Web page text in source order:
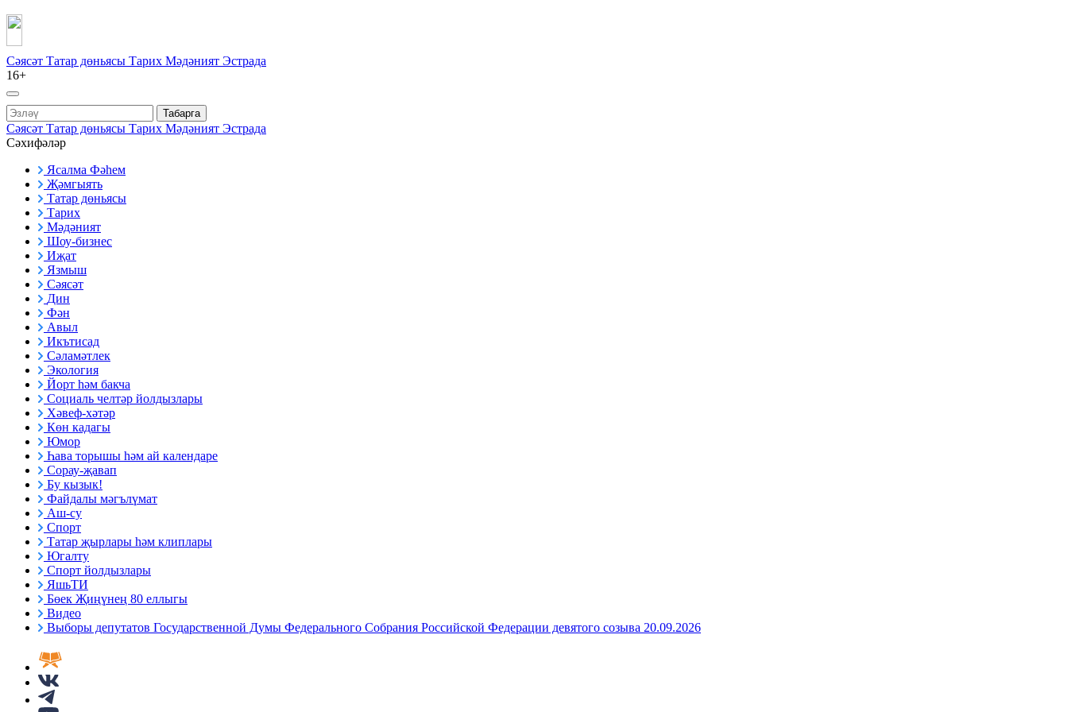
Сәясәт Татар дөньясы Тарих Мәдәният Эстрада
16+
Табарга
Сәясәт Татар дөньясы Тарих Мәдәният Эстрада
Сәхифәләр
Ясалма Фәһем
Җәмгыять
Татар дөньясы
Тарих
Мәдәният
Шоу-бизнес
Иҗат
Язмыш
Сәясәт
Дин
Фән
Авыл
Икътисад
Сәламәтлек
Экология
Йорт һәм бакча
Социаль челтәр йолдызлары
Хәвеф-хәтәр
Көн кадагы
Юмор
Һава торышы һәм ай календаре
Сорау-җавап
Бу кызык!
Файдалы мәгълүмат
Аш-су
Спорт
Татар җырлары һәм клиплары
Югалту
Спорт йолдызлары
ЯшьТИ
Бөек Җиңүнең 80 еллыгы
Видео
Выборы депутатов Государственной Думы Федерального Собрания Российской Федерации девятого созыва 20.09.2026